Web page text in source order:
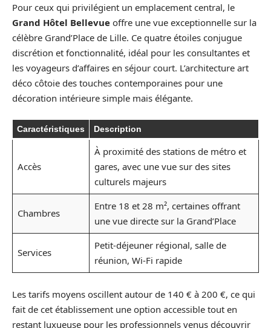
Pour ceux qui privilégient un emplacement central, le
Grand Hôtel Bellevue offre une vue exceptionnelle sur la
célèbre Grand’Place de Lille. Ce quatre étoiles conjugue
discrétion et fonctionnalité, idéal pour les consultantes et
les voyageurs d’affaires en séjour court. L’architecture art
déco côtoie des touches contemporaines pour une
décoration intérieure simple mais élégante.
Caractéristiques Description
Accès
À proximité des stations de métro et
gares, avec une vue sur des sites
culturels majeurs
Chambres
Entre 18 et 28 m², certaines offrant
une vue directe sur la Grand’Place
Services
Petit-déjeuner régional, salle de
réunion, Wi-Fi rapide
Les tarifs moyens oscillent autour de 140 € à 200 €, ce qui
fait de cet établissement une option accessible tout en
restant luxueuse pour les professionnels venus découvrir